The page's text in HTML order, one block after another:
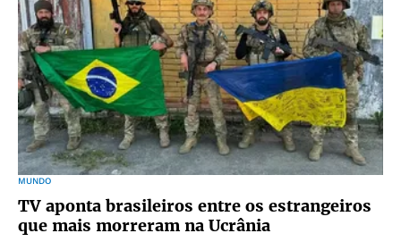
MUNDO
TV aponta brasileiros entre os estrangeiros
que mais morreram na Ucrânia